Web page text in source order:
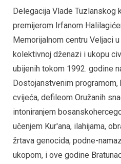
Delegacija Vlade Tuzlanskog
premijerom Irfanom
Memorijalnom centru Veljaci
kolektivnoj dženazi i ukopu
ubijenih tokom 1992. godine
Dostojanstvenim
cvijeća, defileom Oružanih
intoniranjem
učenjem Kur'ana, ilahijama,
žrtava genocida, podne-
ukopom, i ove godine